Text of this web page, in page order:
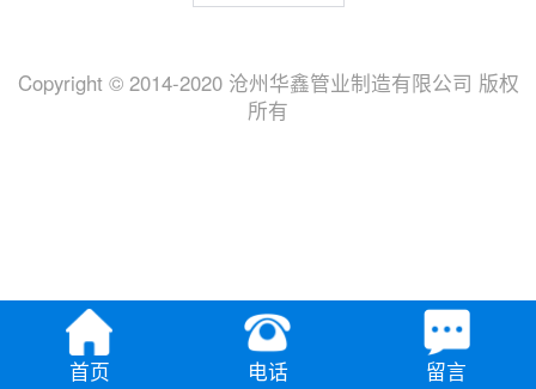
Copyright © 2014-2020 沧州华鑫管业制造有限公司 版权
所有
首页 电话 留言